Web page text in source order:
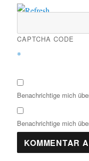
CAPTCHA CODE
*
Benachrichtige mich
Benachrichtige mich